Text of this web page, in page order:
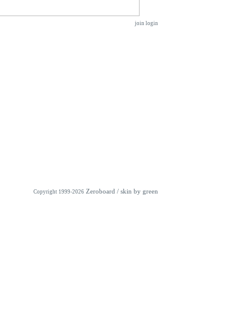
join login
Copyright 1999-2026 Zeroboard / skin by green